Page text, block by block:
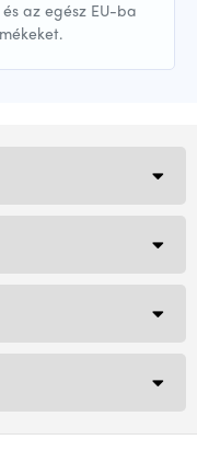
az egész EU-ba